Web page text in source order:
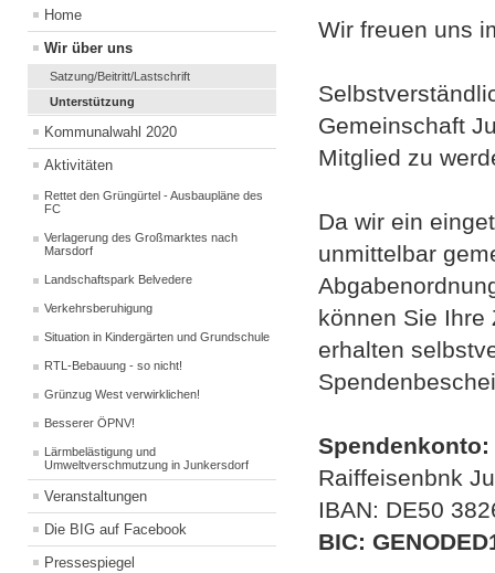
Home
Wir über uns
Satzung/Beitritt/Lastschrift
Unterstützung
Kommunalwahl 2020
Aktivitäten
Rettet den Grüngürtel - Ausbaupläne des
FC
Verlagerung des Großmarktes nach
Marsdorf
Landschaftspark Belvedere
Verkehrsberuhigung
Situation in Kindergärten und Grundschule
RTL-Bebauung - so nicht!
Grünzug West verwirklichen!
Besserer ÖPNV!
Lärmbelästigung und
Umweltverschmutzung in Junkersdorf
Veranstaltungen
Die BIG auf Facebook
Pressespiegel
Wir freuen uns
Gemeinschaft
Mitglied zu
Da wir ein
unmittelbar
können Sie Ihre
erhalten
Spendenkonto:
Raiffeisenbnk
IBAN: DE50
BIC: